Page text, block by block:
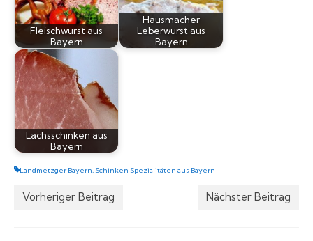
Fleischwurst aus
Bayern
Hausmacher
Leberwurst aus
Bayern
Lachsschinken aus
Bayern
Landmetzger Bayern, Schinken Spezialitäten aus Bayern
Vorheriger Beitrag Nächster Beitrag